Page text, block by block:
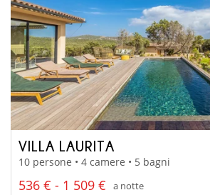
VILLA LAURITA
10 persone • 4 camere • 5 bagni
536 € - 1 509 €
a notte